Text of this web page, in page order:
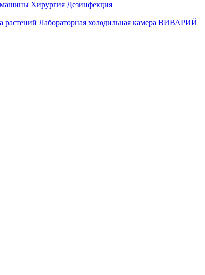
машины Хирургия Дезинфекция
растений Лабораторная холодильная камера ВИВАРИЙ